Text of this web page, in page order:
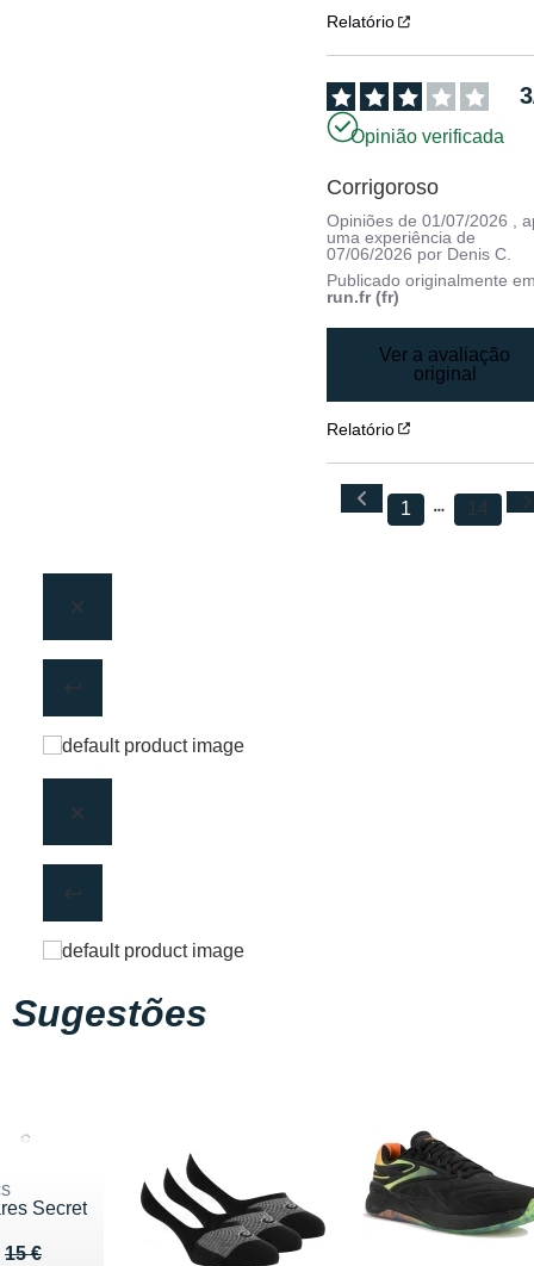
Relatório
3
Opinião verificada
Corrigoroso
Opiniões de01/07/2026 ,
uma experiência de
07/06/2026 por Denis C.
Publicado originalmente
run.fr (fr)
Ver a avaliação
original
Relatório
1 14
Sugestões
Secret
15 €de 15 €
9 €